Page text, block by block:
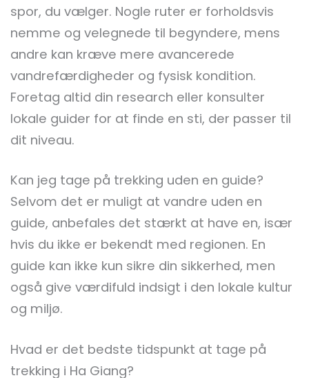
spor, du vælger. Nogle ruter er forholdsvis
nemme og velegnede til begyndere, mens
andre kan kræve mere avancerede
vandrefærdigheder og fysisk kondition.
Foretag altid din research eller konsulter
lokale guider for at finde en sti, der passer til
dit niveau.
Kan jeg tage på trekking uden en guide?
Selvom det er muligt at vandre uden en
guide, anbefales det stærkt at have en, især
hvis du ikke er bekendt med regionen. En
guide kan ikke kun sikre din sikkerhed, men
også give værdifuld indsigt i den lokale kultur
og miljø.
Hvad er det bedste tidspunkt at tage på
trekking i Ha Giang?